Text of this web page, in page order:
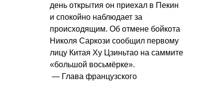
день открытия он приехал в Пекин
и спокойно наблюдает за
происходящим. Об отмене бойкота
Николя Саркози сообщил первому
лицу Китая Ху Цзиньтао на саммите
«большой восьмёрке».
— Глава французского